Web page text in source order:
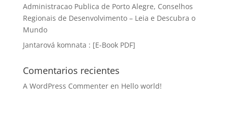
Administracao Publica de Porto Alegre, Conselhos
Regionais de Desenvolvimento – Leia e Descubra o
Mundo
Jantarová komnata : [E-Book PDF]
Comentarios recientes
A WordPress Commenteren Hello world!